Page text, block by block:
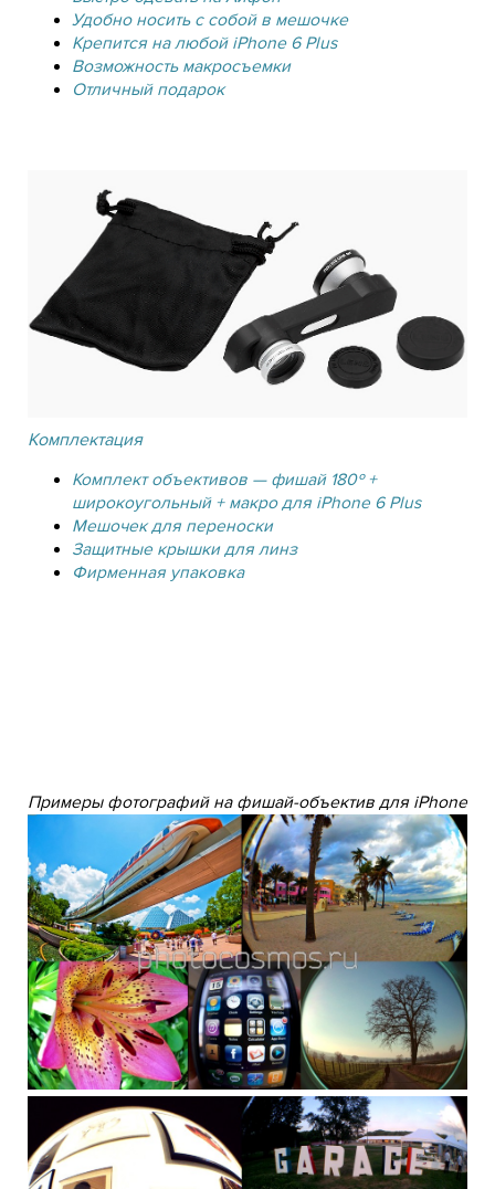
Удобно носить с собой в мешочке
Крепится на любой iPhone 6 Plus
Возможность макросъемки
Отличный подарок
Комплектация
Комплект объективов — фишай 180º +
широкоугольный + макро для iPhone 6 Plus
Мешочек для переноски
Защитные крышки для линз
Фирменная упаковка
Примеры фотографий на фишай-объектив для iPhone